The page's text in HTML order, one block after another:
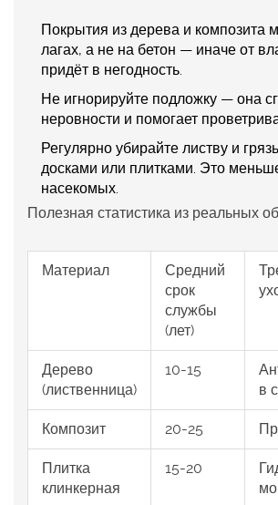
Покрытия из дерева и композита
лагах, а не на бетон — иначе от
придёт в негодность.
Не игнорируйте подложку — она
неровности и помогает
Регулярно убирайте листву и
досками или плитками. Это
насекомых.
Полезная статистика из реальных
Материал
Средний
срок
службы
(лет)
Дерево
(лиственница)
10-15
в
Композит 20-25
Плитка
клинкерная
15-20